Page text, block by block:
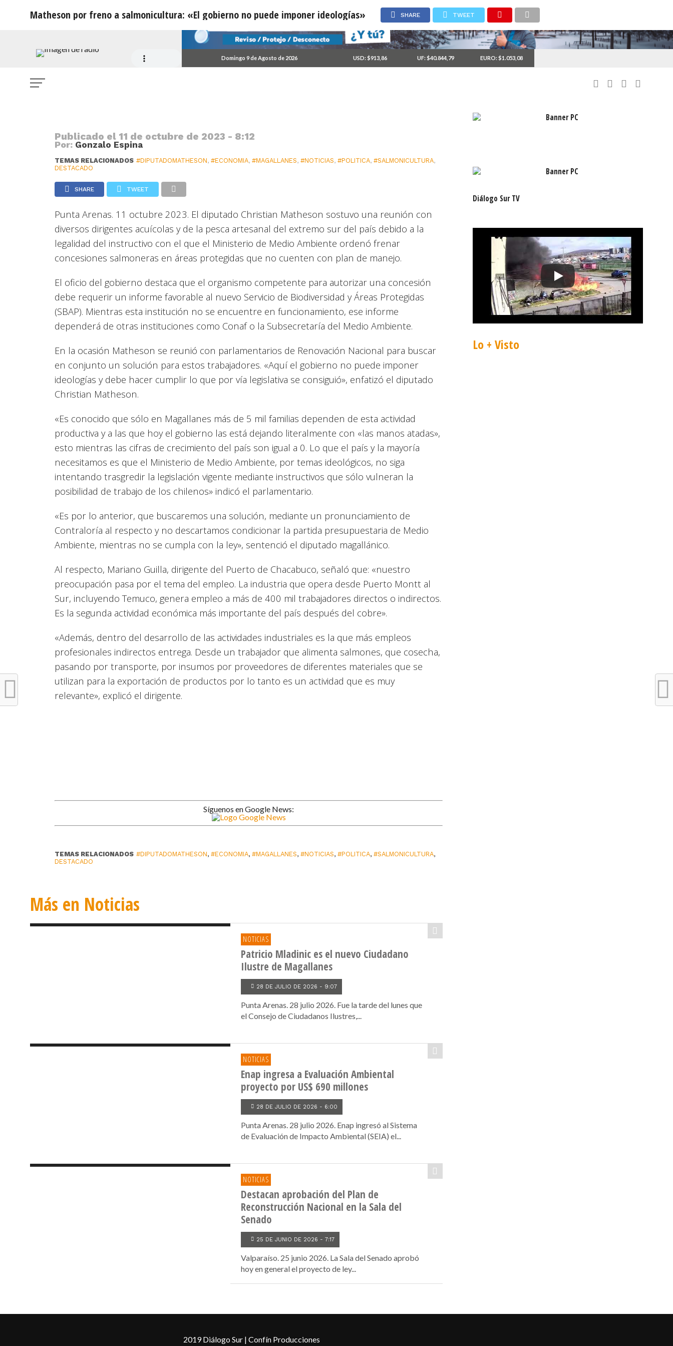
Domingo 9 de Agosto de 2026 USD: $913,86 UF: $40.844,79 EURO: $1.053,08
Matheson por freno a salmonicultura: «El gobierno no puede imponer ideologías» SHARE TWEET
NOTICIAS
Matheson por freno a salmonicultura: «El gobierno no
Publicado el 11 de octubre de 2023 - 8:12
Por: Gonzalo Espina
TEMAS RELACIONADOS #DIPUTADOMATHESON,#ECONOMIA,#MAGALLANES,#NOTICIAS,#POLITICA,#SALMONICULTURA,
DESTACADO
SHARE TWEET
Punta Arenas. 11 octubre 2023. El diputado Christian Matheson sostuvo una reunión con
diversos dirigentes acuícolas y de la pesca artesanal del extremo sur del país debido a la
legalidad del instructivo con el que el Ministerio de Medio Ambiente ordenó frenar
concesiones salmoneras en áreas protegidas que no cuenten con plan de manejo.
El oficio del gobierno destaca que el organismo competente para autorizar una concesión
debe requerir un informe favorable al nuevo Servicio de Biodiversidad y Áreas Protegidas
(SBAP). Mientras esta institución no se encuentre en funcionamiento, ese informe
dependerá de otras instituciones como Conaf o la Subsecretaría del Medio Ambiente.
En la ocasión Matheson se reunió con parlamentarios de Renovación Nacional para buscar
en conjunto un solución para estos trabajadores. «Aquí el gobierno no puede imponer
ideologías y debe hacer cumplir lo que por vía legislativa se consiguió», enfatizó el diputado
Christian Matheson.
«Es conocido que sólo en Magallanes más de 5 mil familias dependen de esta actividad
productiva y a las que hoy el gobierno las está dejando literalmente con «las manos atadas»,
esto mientras las cifras de crecimiento del país son igual a 0. Lo que el país y la mayoría
necesitamos es que el Ministerio de Medio Ambiente, por temas ideológicos, no siga
intentando trasgredir la legislación vigente mediante instructivos que sólo vulneran la
posibilidad de trabajo de los chilenos» indicó el parlamentario.
«Es por lo anterior, que buscaremos una solución, mediante un pronunciamiento de
Contraloría al respecto y no descartamos condicionar la partida presupuestaria de Medio
Ambiente, mientras no se cumpla con la ley», sentenció el diputado magallánico.
Al respecto, Mariano Guilla, dirigente del Puerto de Chacabuco, señaló que: «nuestro
preocupación pasa por el tema del empleo. La industria que opera desde Puerto Montt al
Sur, incluyendo Temuco, genera empleo a más de 400 mil trabajadores directos o indirectos.
Es la segunda actividad económica más importante del país después del cobre».
«Además, dentro del desarrollo de las actividades industriales es la que más empleos
profesionales indirectos entrega. Desde un trabajador que alimenta salmones, que cosecha,
pasando por transporte, por insumos por proveedores de diferentes materiales que se
utilizan para la exportación de productos por lo tanto es un actividad que es muy
relevante», explicó el dirigente.
Síguenos en Google News:
TEMAS RELACIONADOS #DIPUTADOMATHESON,#ECONOMIA,#MAGALLANES,#NOTICIAS,#POLITICA,#SALMONICULTURA,
DESTACADO
Más en Noticias
NOTICIAS
Patricio Mladinic es el nuevo Ciudadano
Ilustre de Magallanes
28 DE JULIO DE 2026 - 9:07
Punta Arenas. 28 julio 2026. Fue la tarde del lunes que
el Consejo de Ciudadanos Ilustres,...
NOTICIAS
Enap ingresa a Evaluación Ambiental
proyecto por US$ 690 millones
28 DE JULIO DE 2026 - 6:00
Punta Arenas. 28 julio 2026. Enap ingresó al Sistema
de Evaluación de Impacto Ambiental (SEIA) el...
NOTICIAS
Destacan aprobación del Plan de
Reconstrucción Nacional en la Sala del
Senado
25 DE JUNIO DE 2026 - 7:17
Valparaíso. 25 junio 2026. La Sala del Senado aprobó
hoy en general el proyecto de ley...
Diálogo Sur TV
Lo + Visto
2019 Diálogo Sur | Confín Producciones